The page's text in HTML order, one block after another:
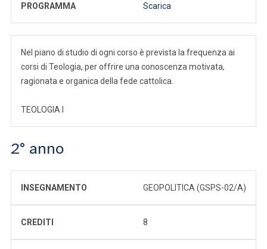
PROGRAMMA Scarica
Nel piano di studio di ogni corso è prevista la frequenza ai
corsi di Teologia, per offrire una conoscenza motivata,
ragionata e organica della fede cattolica.
TEOLOGIA I
2° anno
INSEGNAMENTO GEOPOLITICA (GSPS-02/A)
CREDITI 8